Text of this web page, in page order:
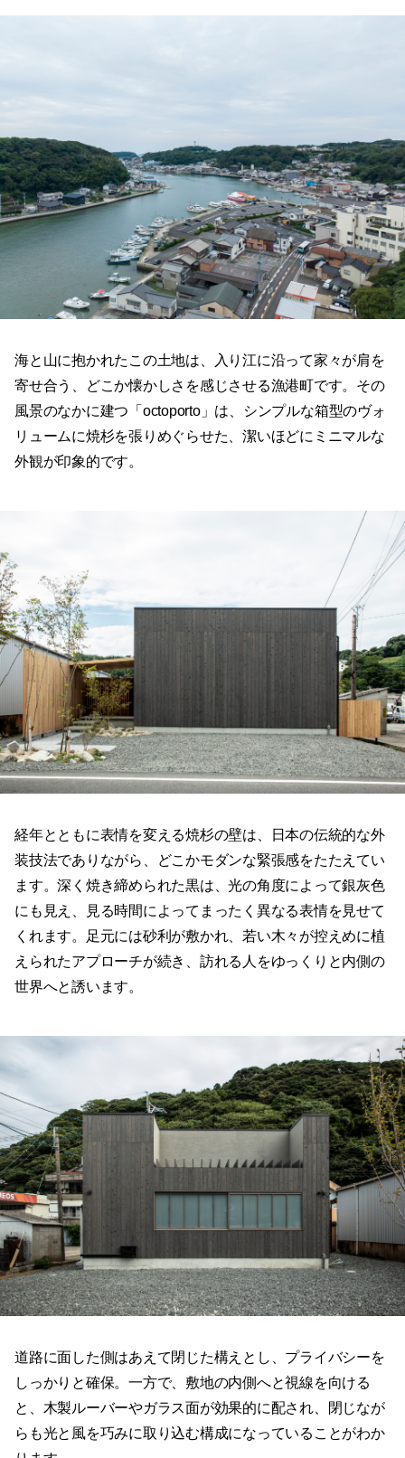
海と山に抱かれたこの土地は、入り江に沿って家々が肩を
寄せ合う、どこか懐かしさを感じさせる漁港町です。その
風景のなかに建つ「octoporto」は、シンプルな箱型のヴォ
リュームに焼杉を張りめぐらせた、潔いほどにミニマルな
外観が印象的です。
経年とともに表情を変える焼杉の壁は、日本の伝統的な外
装技法でありながら、どこかモダンな緊張感をたたえてい
ます。深く焼き締められた黒は、光の角度によって銀灰色
にも見え、見る時間によってまったく異なる表情を見せて
くれます。足元には砂利が敷かれ、若い木々が控えめに植
えられたアプローチが続き、訪れる人をゆっくりと内側の
世界へと誘います。
道路に面した側はあえて閉じた構えとし、プライバシーを
しっかりと確保。一方で、敷地の内側へと視線を向ける
と、木製ルーバーやガラス面が効果的に配され、閉じなが
らも光と風を巧みに取り込む構成になっていることがわか